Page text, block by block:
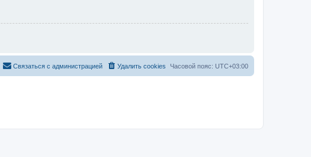
Часовой пояс: UTC+03:00
Удалить cookies
Связаться с администрацией